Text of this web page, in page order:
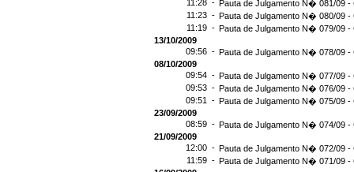
11:28 - Pauta de Julgamento N� 081/09 -
11:23 - Pauta de Julgamento N� 080/09 -
11:19 - Pauta de Julgamento N� 079/09 -
13/10/2009
09:56 - Pauta de Julgamento N� 078/09 -
08/10/2009
09:54 - Pauta de Julgamento N� 077/09 -
09:53 - Pauta de Julgamento N� 076/09 -
09:51 - Pauta de Julgamento N� 075/09 -
23/09/2009
08:59 - Pauta de Julgamento N� 074/09 -
21/09/2009
12:00 - Pauta de Julgamento N� 072/09 -
11:59 - Pauta de Julgamento N� 071/09 -